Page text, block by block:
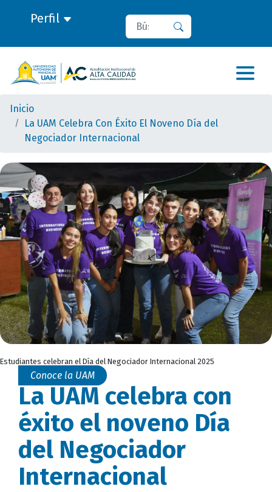
Perfil Buscar
Inicio
La UAM Celebra Con Éxito El Noveno Día del
Negociador Internacional
Estudiantes celebran el Día del Negociador Internacional 2025
Conoce la UAM
La UAM celebra con
éxito el noveno Día
del Negociador
Internacional